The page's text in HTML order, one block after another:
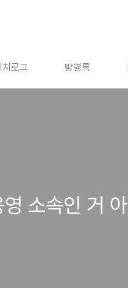
치로그 방명록
영 소속인 거